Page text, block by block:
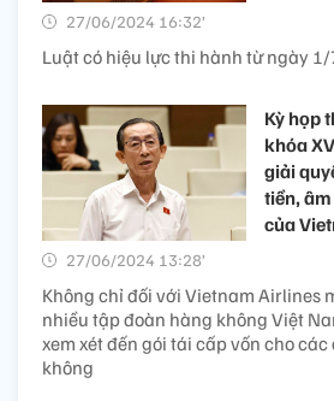
27/06/2024 16:32’
Luật có hiệu lực thi hành từ ngày
Kỳ họp
khóa
giải
tiền,
của
27/06/2024 13:28’
Không chỉ đối với Vietnam Airlines
nhiều tập đoàn hàng không Việt
xem xét đến gói tái cấp vốn cho
không